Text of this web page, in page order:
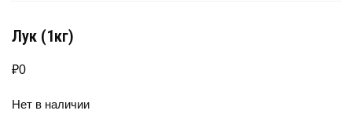
Лук (1кг)
₽0
Нет в наличии